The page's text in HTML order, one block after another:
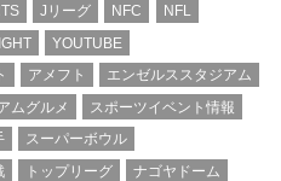
Jリーグ NFC
NFL
YOUTUBE
アメフト
エンゼルススタジアム
ムグルメ
スポーツイベント情報
スーパーボウル
トップリーグ
ナゴヤドーム